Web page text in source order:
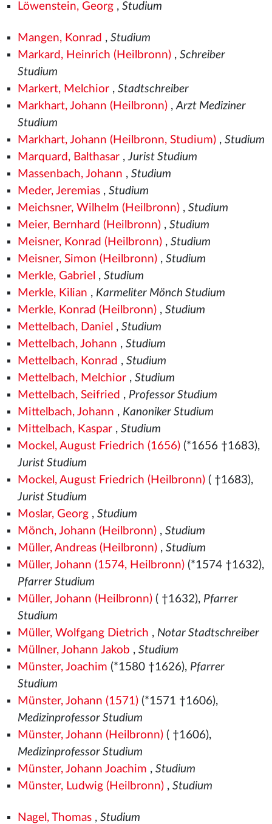
Löwenstein, Georg, Studium
Mangen, Konrad , Studium
Markard, Heinrich (Heilbronn), Schreiber
Studium
Markert, Melchior, Stadtschreiber
Markhart, Johann (Heilbronn),Arzt Mediziner
Studium
Markhart, Johann (Heilbronn, Studium), Studium
Marquard, Balthasar,Jurist Studium
Massenbach, Johann , Studium
Meder, Jeremias, Studium
Meichsner, Wilhelm (Heilbronn), Studium
Meier, Bernhard (Heilbronn), Studium
Meisner, Konrad (Heilbronn), Studium
Meisner, Simon (Heilbronn), Studium
Merkle, Gabriel , Studium
Merkle, Kilian , Karmeliter Mönch Studium
Merkle, Konrad (Heilbronn), Studium
Mettelbach, Daniel , Studium
Mettelbach, Johann , Studium
Mettelbach, Konrad , Studium
Mettelbach, Melchior, Studium
Mettelbach, Seifried , Professor Studium
Mittelbach, Johann , Kanoniker Studium
Mittelbach, Kaspar, Studium
Mockel, August Friedrich (1656)(*1656 †1683),
Jurist Studium
Mockel, August Friedrich (Heilbronn)( †1683),
Jurist Studium
Moslar, Georg, Studium
Mönch, Johann (Heilbronn), Studium
Müller, Andreas (Heilbronn), Studium
Müller, Johann (1574, Heilbronn)(*1574 †1632),
Pfarrer Studium
Müller, Johann (Heilbronn)( †1632), Pfarrer
Studium
Müller, Wolfgang Dietrich , Notar Stadtschreiber
Müllner, Johann Jakob , Studium
Münster, Joachim (*1580 †1626), Pfarrer
Studium
Münster, Johann (1571)(*1571 †1606),
Medizinprofessor Studium
Münster, Johann (Heilbronn)( †1606),
Medizinprofessor Studium
Münster, Johann Joachim , Studium
Münster, Ludwig (Heilbronn), Studium
Nagel, Thomas, Studium